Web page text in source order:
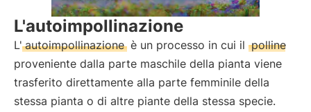
L'autoimpollinazione
L' autoimpollinazione è un processo in cui il polline
proveniente dalla parte maschile della pianta viene
trasferito direttamente alla parte femminile della
stessa pianta o di altre piante della stessa specie.